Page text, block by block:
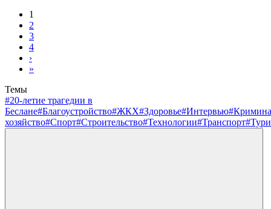
1
2
3
4
›
»
Темы
#20-летие трагедии в
Беслане#Благоустройство#ЖКХ#Здоровье#Интервью
хозяйство#Спорт#Строительство#Технологии#Транспорт